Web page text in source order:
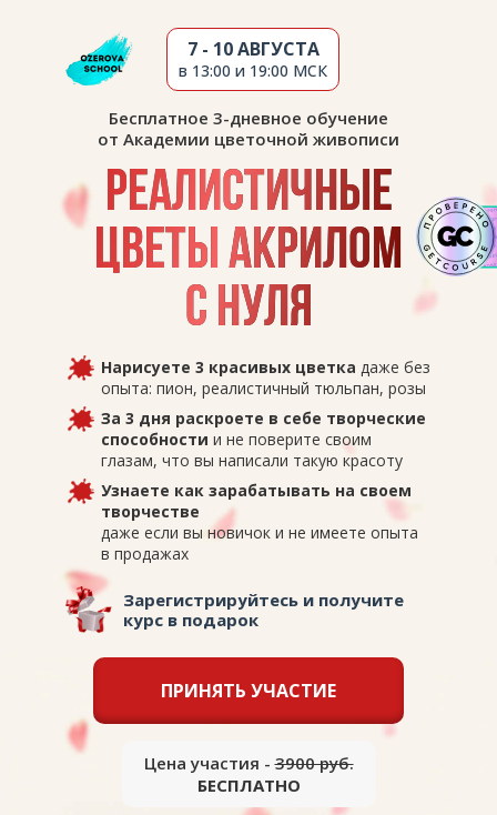
7 - 10 АВГУСТА
в 13:00 и 19:00 МСК
Бесплатное 3-дневное обучение
от Академии цветочной живописи
Реалистичные
цветы акрилом
с нуля
Нарисуете 3 красивых цветка даже без
опыта: пион, реалистичный тюльпан, розы
За 3 дня раскроете в себе творческие
способности и не поверите своим
глазам, что вы написали такую красоту
Узнаете как зарабатывать на своем
творчестве
даже если вы новичок и не имеете опыта
в продажах
Зарегистрируйтесь и получите
курс в подарок
ПРИНЯТЬ УЧАСТИЕ
Цена участия -3900 руб.
БЕСПЛАТНО